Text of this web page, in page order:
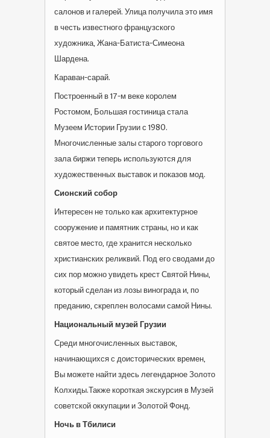
салонов и галерей. Улица получила это имя
в честь известного французского
художника, Жана-Батиста-Симеона
Шардена.
Караван-сарай.
Построенный в 17-м веке королем
Ростомом, Большая гостиница стала
Музеем Истории Грузии с 1980.
Многочисленные залы старого торгового
зала биржи теперь используются для
художественных выставок и показов мод.
Сионский собор
Интересен не только как архитектурное
сооружение и памятник страны, но и как
святое место, где хранится несколько
христианских реликвий. Под его сводами до
сих пор можно увидеть крест Святой Нины,
который сделан из лозы винограда и, по
преданию, скреплен волосами самой Нины.
Национальный музей Грузии
Среди многочисленных выставок,
начинающихся с доисторических времен,
Вы можете найти здесь легендарное Золото
Колхиды.Также короткая экскурсия в Музей
советской оккупации и Золотой Фонд.
Ночь в Тбилиси